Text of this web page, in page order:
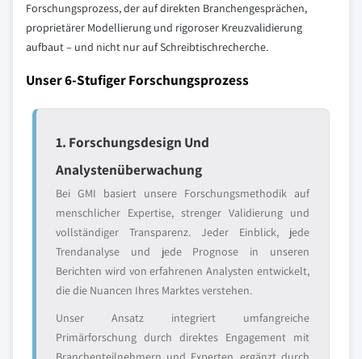
Forschungsprozess, der auf direkten Branchengesprächen,
proprietärer Modellierung und rigoroser Kreuzvalidierung
aufbaut – und nicht nur auf Schreibtischrecherche.
Unser 6-Stufiger Forschungsprozess
1. Forschungsdesign Und
Analystenüberwachung
Bei GMI basiert unsere Forschungsmethodik auf
menschlicher Expertise, strenger Validierung und
vollständiger Transparenz. Jeder Einblick, jede
Trendanalyse und jede Prognose in unseren
Berichten wird von erfahrenen Analysten entwickelt,
die die Nuancen Ihres Marktes verstehen.
Unser Ansatz integriert umfangreiche
Primärforschung durch direktes Engagement mit